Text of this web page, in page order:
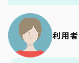
利用